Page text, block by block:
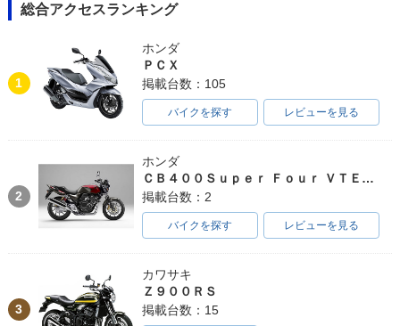
総合アクセスランキング
1
ホンダ
ＰＣＸ
掲載台数：105
バイクを探す レビューを見る
2
ホンダ
ＣＢ４００Ｓｕｐｅｒ Ｆｏｕｒ ＶＴＥＣ ＳＰＥＣ３
掲載台数：2
バイクを探す レビューを見る
3
カワサキ
Ｚ９００ＲＳ
掲載台数：15